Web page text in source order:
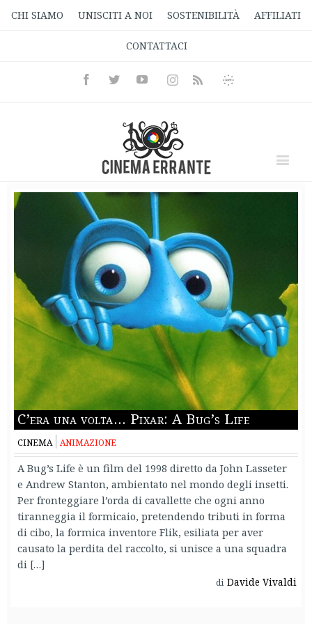
CHI SIAMO UNISCITI A NOI SOSTENIBILITÀ AFFILIATI
CONTATTACI
FacebookTwitterYoutubeInstagramRss
Informativa
C’era una volta… Pixar: A Bug’s Life
CINEMA ANIMAZIONE
A Bug’s Life è un film del 1998 diretto da John Lasseter
e Andrew Stanton, ambientato nel mondo degli insetti.
Per fronteggiare l’orda di cavallette che ogni anno
tiranneggia il formicaio, pretendendo tributi in forma
di cibo, la formica inventore Flik, esiliata per aver
causato la perdita del raccolto, si unisce a una squadra
di […]
di Davide Vivaldi